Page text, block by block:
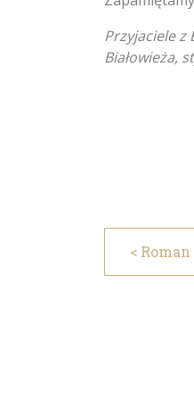
Przyjaciele z
Białowieża,
<